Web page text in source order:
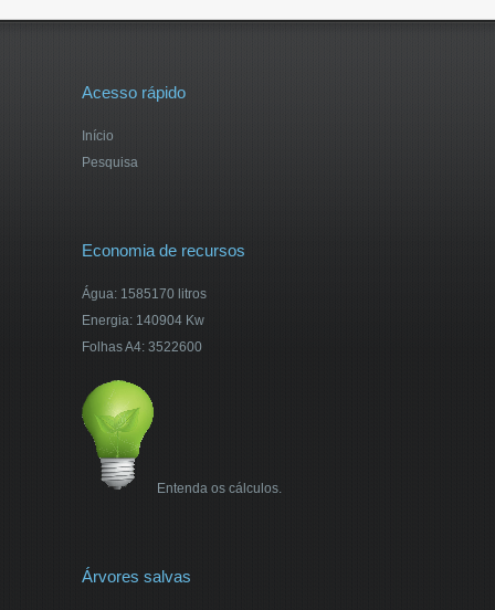
Acesso rápido
Início
Pesquisa
Economia de recursos
Água: 1585170 litros
Energia: 140904 Kw
Folhas A4: 3522600
Entenda os cálculos.
Árvores salvas